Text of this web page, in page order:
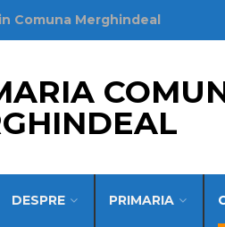
Comuna Merghindeal
DESPRE PRIMARIA